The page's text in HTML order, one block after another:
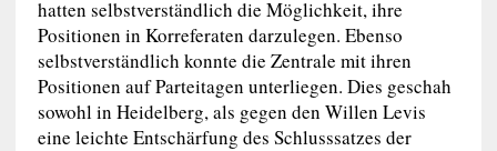
hatten selbstverständlich die Möglichkeit, ihre
Positionen in Korreferaten darzulegen. Ebenso
selbstverständlich konnte die Zentrale mit ihren
Positionen auf Parteitagen unterliegen. Dies geschah
sowohl in Heidelberg, als gegen den Willen Levis
eine leichte Entschärfung des Schlusssatzes der